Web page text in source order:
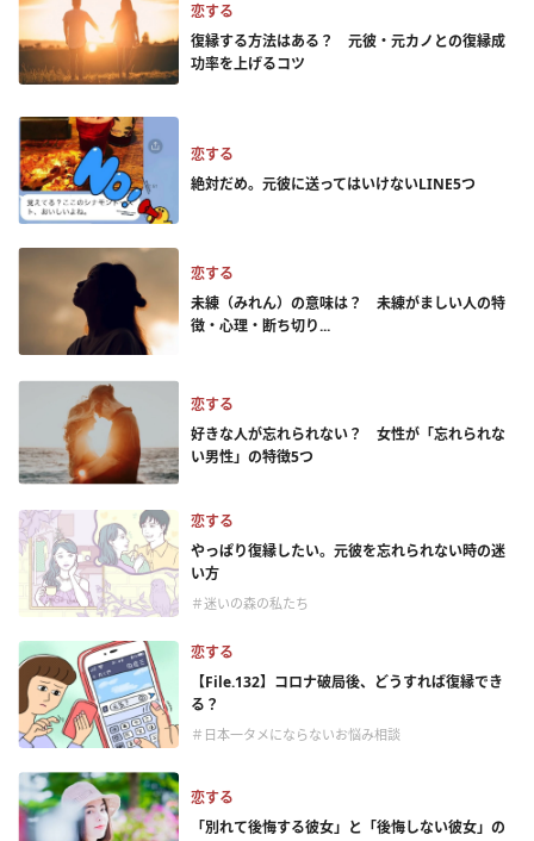
恋する
復縁する方法はある？ 元彼・元カノとの復縁成
功率を上げるコツ
恋する
絶対だめ。元彼に送ってはいけないLINE5つ
恋する
未練（みれん）の意味は？ 未練がましい人の特
徴・心理・断ち切り...
恋する
好きな人が忘れられない？ 女性が「忘れられな
い男性」の特徴5つ
恋する
やっぱり復縁したい。元彼を忘れられない時の迷
い方
＃迷いの森の私たち
恋する
【File.132】コロナ破局後、どうすれば復縁でき
る？
＃日本一タメにならないお悩み相談
恋する
「別れて後悔する彼女」と「後悔しない彼女」の